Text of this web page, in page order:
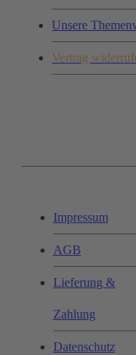
Unsere
Vertrag
Impressum
AGB
Lieferung &
Zahlung
Datenschutz